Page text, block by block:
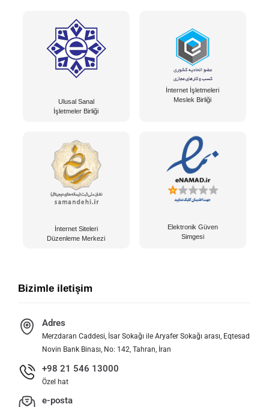
Ulusal Sanal
İşletmeler Birliği
İnternet İşletmeleri
Meslek Birliği
İnternet Siteleri
Düzenleme Merkezi
Elektronik Güven
Simgesi
Bizimle iletişim
Adres
Merzdaran Caddesi, İsar Sokağı ile Aryafer Sokağı arası, Eqtesad
Novin Bank Binası, No: 142, Tahran, İran
+98 21 546 13000
Özel hat
e-posta